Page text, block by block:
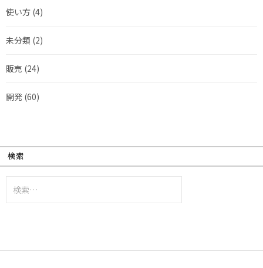
使い方 (4)
未分類 (2)
販売 (24)
開発 (60)
検索
索: